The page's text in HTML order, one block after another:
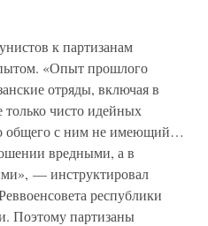
к партизанам
«Опыт прошлого
отряды, включая в
только чисто идейных
общего с ним не имеющий…
вредными, а в
— инструктировал
республики
Поэтому партизаны